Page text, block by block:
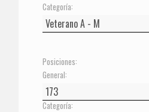
Categoría:
Posiciones:
General:
Categoría: